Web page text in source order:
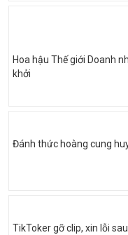
Hoa hậu Thế giới Doanh
khởi
Đánh thức hoàng cung
TikToker gỡ clip, xin lỗi